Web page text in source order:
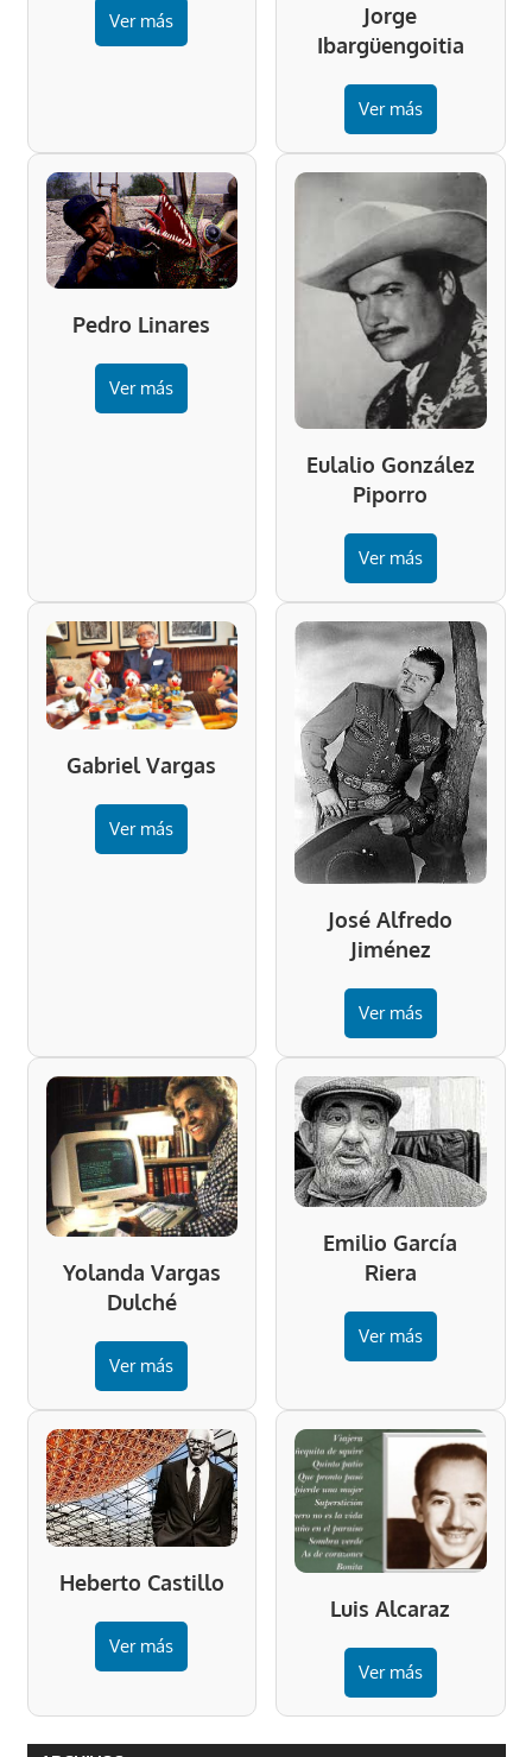
Ver más
Jorge
Ibargüengoitia
Ver más
Pedro Linares
Ver más
Eulalio González
Piporro
Ver más
Gabriel Vargas
Ver más
José Alfredo
Jiménez
Ver más
Yolanda Vargas
Dulché
Ver más
Emilio García
Riera
Ver más
Heberto Castillo
Ver más
Luis Alcaraz
Ver más